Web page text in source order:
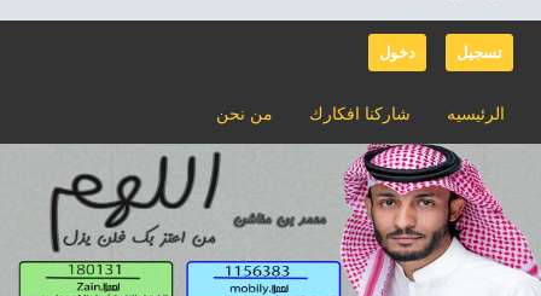
دخول تسجيل
من نحن شاركنا افكارك الرئيسيه